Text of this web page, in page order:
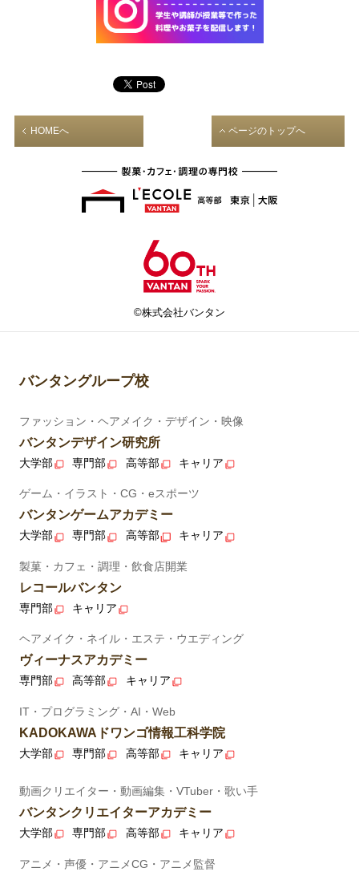
HOMEへ ページのトップへ
©株式会社バンタン
バンタングループ校
ファッション・ヘアメイク・デザイン・映像
バンタンデザイン研究所
大学部 専門部 高等部 キャリア
ゲーム・イラスト・CG・eスポーツ
バンタンゲームアカデミー
大学部 専門部 高等部 キャリア
製菓・カフェ・調理・飲食店開業
レコールバンタン
専門部 キャリア
ヘアメイク・ネイル・エステ・ウエディング
ヴィーナスアカデミー
専門部 高等部 キャリア
IT・プログラミング・AI・Web
KADOKAWAドワンゴ情報工科学院
大学部 専門部 高等部 キャリア
動画クリエイター・動画編集・VTuber・歌い手
バンタンクリエイターアカデミー
大学部 専門部 高等部 キャリア
アニメ・声優・アニメCG・アニメ監督